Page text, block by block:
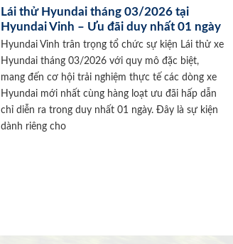
Lái thử Hyundai tháng 03/2026 tại
Hyundai Vinh – Ưu đãi duy nhất 01 ngày
Hyundai Vinh trân trọng tổ chức sự kiện Lái thử xe
Hyundai tháng 03/2026 với quy mô đặc biệt,
mang đến cơ hội trải nghiệm thực tế các dòng xe
Hyundai mới nhất cùng hàng loạt ưu đãi hấp dẫn
chỉ diễn ra trong duy nhất 01 ngày. Đây là sự kiện
dành riêng cho